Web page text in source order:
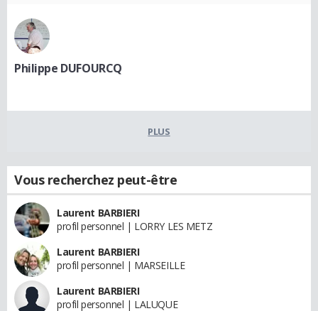
Philippe DUFOURCQ
PLUS
Vous recherchez peut-être
Laurent BARBIERI
profil personnel | LORRY LES METZ
Laurent BARBIERI
profil personnel | MARSEILLE
Laurent BARBIERI
profil personnel | LALUQUE